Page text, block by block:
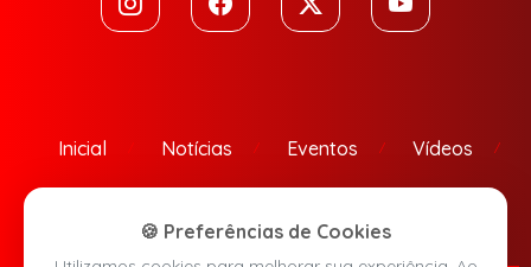
Inicial Notícias Eventos Vídeos
🍪 Preferências de Cookies